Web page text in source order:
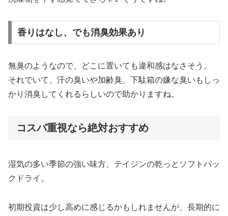
香りはなし、でも消臭効果あり
無臭のようなので、どこに置いても違和感はなさそう。
それでいて、汗の臭いや加齢臭、下駄箱の嫌な臭いもしっ
かり消臭してくれるらしいので助かりますね。
コスパ重視なら絶対おすすめ
湿気の多い季節の強い味方、テイジンの乾っとソフトパッ
クドライ。
初期投資は少し高めに感じるかもしれませんが、長期的に